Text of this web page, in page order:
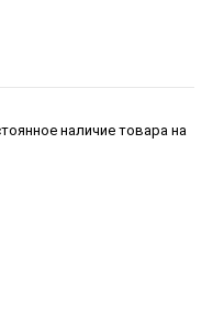
наличие товара на